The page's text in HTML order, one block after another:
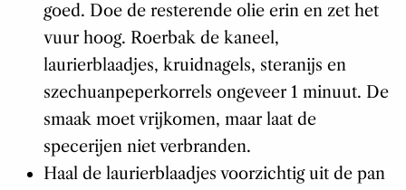
goed. Doe de resterende olie erin en zet het
vuur hoog. Roerbak de kaneel,
laurierblaadjes, kruidnagels, steranijs en
szechuanpeperkorrels ongeveer 1 minuut. De
smaak moet vrijkomen, maar laat de
specerijen niet verbranden.
Haal de laurierblaadjes voorzichtig uit de pan